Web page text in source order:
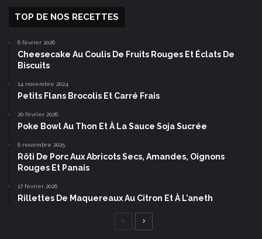
TOP DE NOS RECETTES
6 février 2026
Cheesecake Au Coulis De Fruits Rouges Et Éclats De
Biscuits
14 novembre 2024
Petits Flans Brocolis Et Carré Frais
20 février 2026
Poke Bowl Au Thon Et À La Sauce Soja Sucrée
6 novembre 2025
Rôti De Porc Aux Abricots Secs, Amandes, Oignons
Rouges Et Panais
17 février 2026
Rillettes De Maquereaux Au Citron Et À L’aneth
Page